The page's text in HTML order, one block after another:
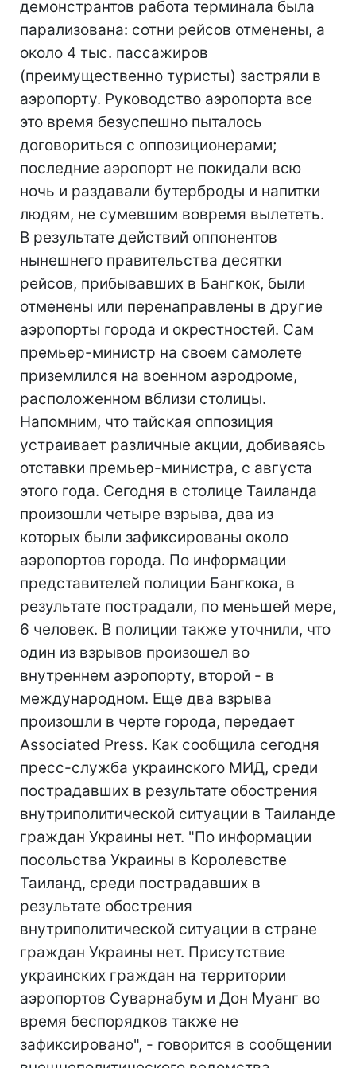
демонстрантов работа терминала была
парализована: сотни рейсов отменены, а
около 4 тыс. пассажиров
(преимущественно туристы) застряли в
аэропорту. Руководство аэропорта все
это время безуспешно пыталось
договориться с оппозиционерами;
последние аэропорт не покидали всю
ночь и раздавали бутерброды и напитки
людям, не сумевшим вовремя вылететь.
В результате действий оппонентов
нынешнего правительства десятки
рейсов, прибывавших в Бангкок, были
отменены или перенаправлены в другие
аэропорты города и окрестностей. Сам
премьер-министр на своем самолете
приземлился на военном аэродроме,
расположенном вблизи столицы.
Напомним, что тайская оппозиция
устраивает различные акции, добиваясь
отставки премьер-министра, с августа
этого года. Сегодня в столице Таиланда
произошли четыре взрыва, два из
которых были зафиксированы около
аэропортов города. По информации
представителей полиции Бангкока, в
результате пострадали, по меньшей мере,
6 человек. В полиции также уточнили, что
один из взрывов произошел во
внутреннем аэропорту, второй - в
международном. Еще два взрыва
произошли в черте города, передает
Associated Press. Как сообщила сегодня
пресс-служба украинского МИД, среди
пострадавших в результате обострения
внутриполитической ситуации в Таиланде
граждан Украины нет. "По информации
посольства Украины в Королевстве
Таиланд, среди пострадавших в
результате обострения
внутриполитической ситуации в стране
граждан Украины нет. Присутствие
украинских граждан на территории
аэропортов Суварнабум и Дон Муанг во
время беспорядков также не
зафиксировано", - говорится в сообщении